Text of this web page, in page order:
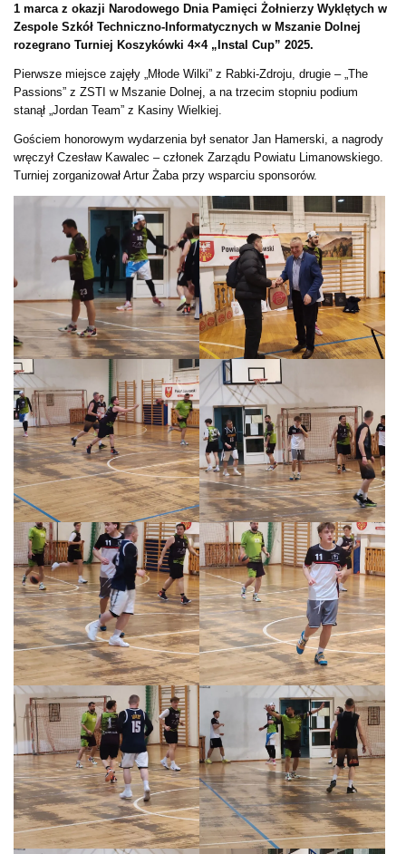
1 marca z okazji Narodowego Dnia Pamięci Żołnierzy Wyklętych w
Zespole Szkół Techniczno-Informatycznych w Mszanie Dolnej
rozegrano Turniej Koszykówki 4×4 „Instal Cup” 2025.
Pierwsze miejsce zajęły „Młode Wilki” z Rabki-Zdroju, drugie – „The
Passions” z ZSTI w Mszanie Dolnej, a na trzecim stopniu podium
stanął „Jordan Team” z Kasiny Wielkiej.
Gościem honorowym wydarzenia był senator Jan Hamerski, a nagrody
wręczył Czesław Kawalec – członek Zarządu Powiatu Limanowskiego.
Turniej zorganizował Artur Żaba przy wsparciu sponsorów.